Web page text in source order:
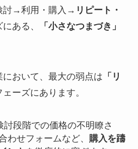
→利用・購入→ リピート・
ある、
「小さなつまづき」
おいて、最大の弱点は 「リ
ェーズにあります。
討段階での価格の不明瞭さ
わせフォームなど、 購入を躊